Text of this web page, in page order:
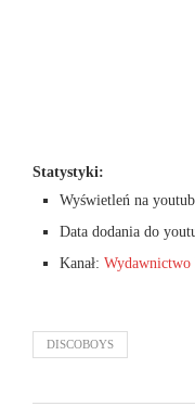
Statystyki:
Wyświetleń na
Data dodania do
Kanał:
DISCOBOYS